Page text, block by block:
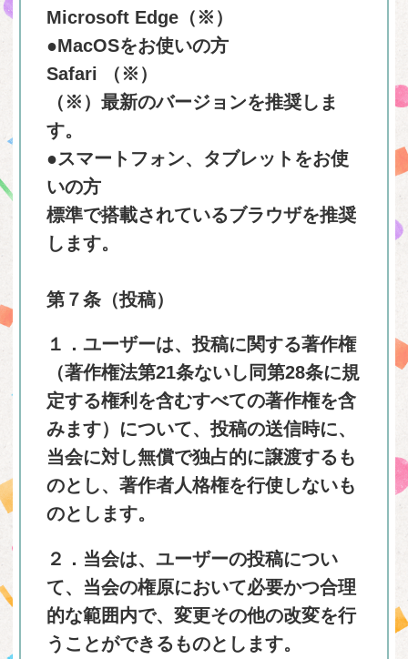
Microsoft Edge（※）
●MacOSをお使いの方
Safari （※）
（※）最新のバージョンを推奨しま
す。
●スマートフォン、タブレットをお使
いの方
標準で搭載されているブラウザを推奨
します。
第７条（投稿）
１．ユーザーは、投稿に関する著作権
（著作権法第21条ないし同第28条に規
定する権利を含むすべての著作権を含
みます）について、投稿の送信時に、
当会に対し無償で独占的に譲渡するも
のとし、著作者人格権を行使しないも
のとします。
２．当会は、ユーザーの投稿につい
て、当会の権原において必要かつ合理
的な範囲内で、変更その他の改変を行
うことができるものとします。